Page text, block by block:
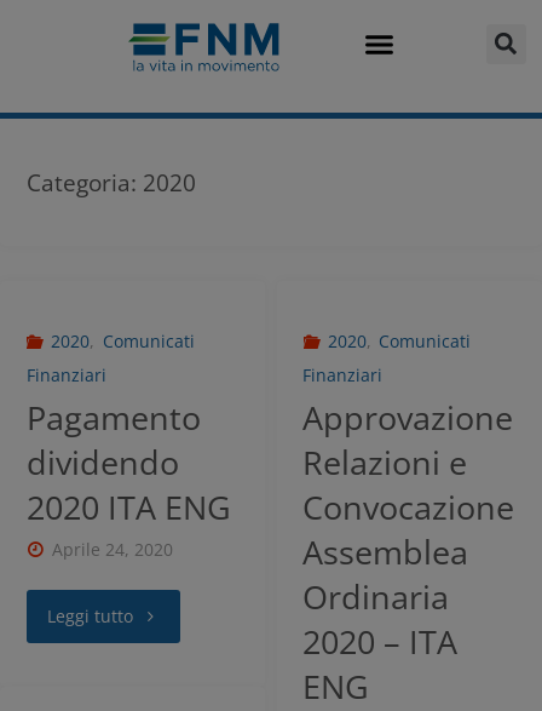
Categoria: 2020
2020, Comunicati
Finanziari
Pagamento
dividendo
2020 ITA ENG
Aprile 24, 2020
Leggi tutto
2020, Comunicati
Finanziari
Approvazione
Relazioni e
Convocazione
Assemblea
Ordinaria
2020 – ITA
ENG